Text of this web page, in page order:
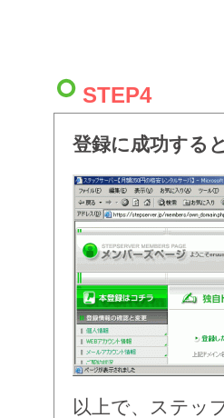
STEP4
登録に成功する
以上で、ステッ